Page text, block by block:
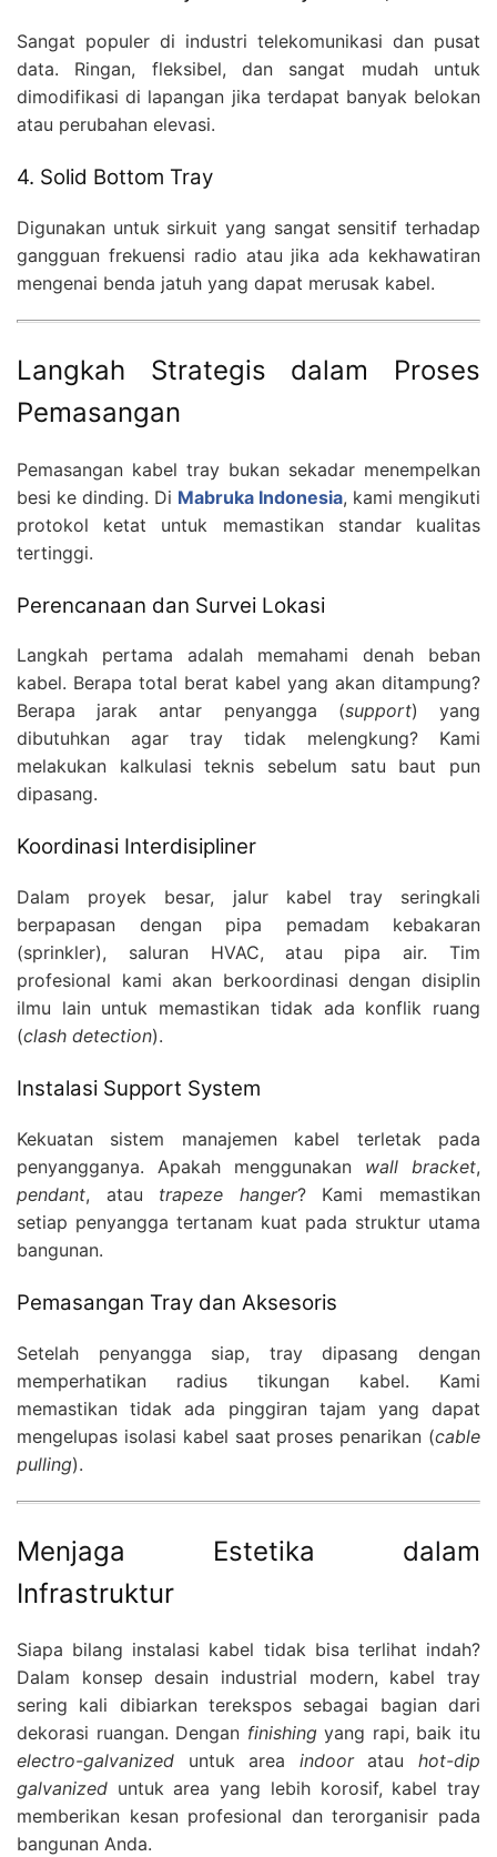
Sangat populer di industri telekomunikasi dan pusat
data. Ringan, fleksibel, dan sangat mudah untuk
dimodifikasi di lapangan jika terdapat banyak belokan
atau perubahan elevasi.
4. Solid Bottom Tray
Digunakan untuk sirkuit yang sangat sensitif terhadap
gangguan frekuensi radio atau jika ada kekhawatiran
mengenai benda jatuh yang dapat merusak kabel.
Langkah Strategis dalam Proses
Pemasangan
Pemasangan kabel tray bukan sekadar menempelkan
besi ke dinding. Di Mabruka Indonesia, kami mengikuti
protokol ketat untuk memastikan standar kualitas
tertinggi.
Perencanaan dan Survei Lokasi
Langkah pertama adalah memahami denah beban
kabel. Berapa total berat kabel yang akan ditampung?
Berapa jarak antar penyangga (support) yang
dibutuhkan agar tray tidak melengkung? Kami
melakukan kalkulasi teknis sebelum satu baut pun
dipasang.
Koordinasi Interdisipliner
Dalam proyek besar, jalur kabel tray seringkali
berpapasan dengan pipa pemadam kebakaran
(sprinkler), saluran HVAC, atau pipa air. Tim
profesional kami akan berkoordinasi dengan disiplin
ilmu lain untuk memastikan tidak ada konflik ruang
(clash detection).
Instalasi Support System
Kekuatan sistem manajemen kabel terletak pada
penyangganya. Apakah menggunakan wall bracket,
pendant, atau trapeze hanger? Kami memastikan
setiap penyangga tertanam kuat pada struktur utama
bangunan.
Pemasangan Tray dan Aksesoris
Setelah penyangga siap, tray dipasang dengan
memperhatikan radius tikungan kabel. Kami
memastikan tidak ada pinggiran tajam yang dapat
mengelupas isolasi kabel saat proses penarikan (cable
pulling).
Menjaga Estetika dalam
Infrastruktur
Siapa bilang instalasi kabel tidak bisa terlihat indah?
Dalam konsep desain industrial modern, kabel tray
sering kali dibiarkan terekspos sebagai bagian dari
dekorasi ruangan. Dengan finishingyang rapi, baik itu
electro-galvanized untuk area indooratauhot-dip
galvanized untuk area yang lebih korosif, kabel tray
memberikan kesan profesional dan terorganisir pada
bangunan Anda.